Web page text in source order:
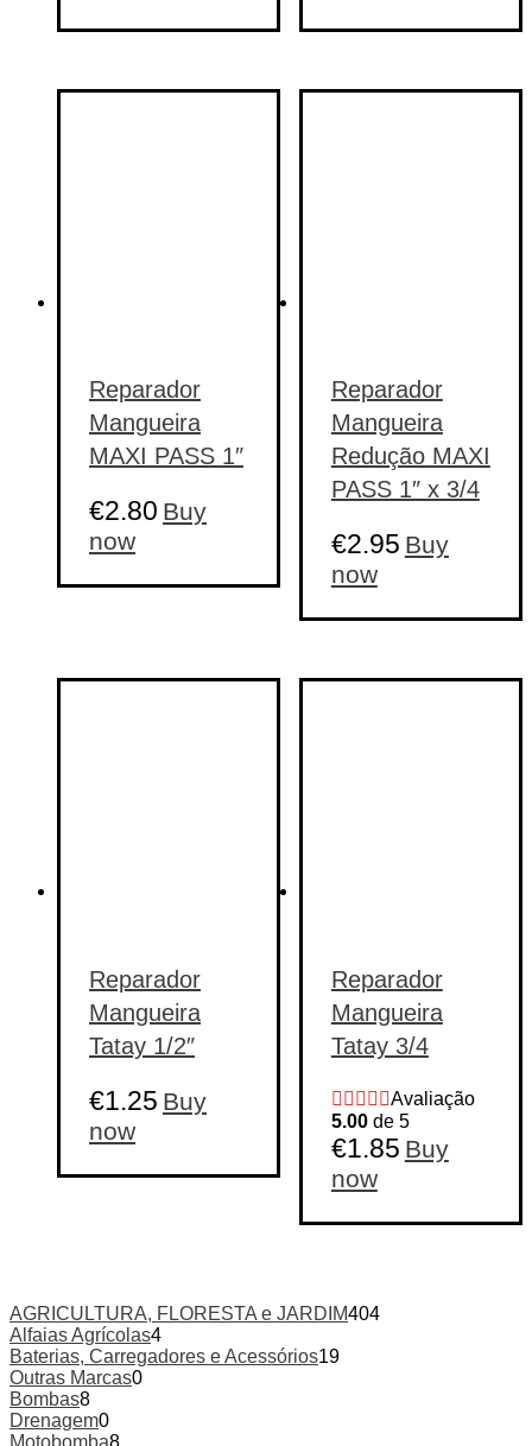
Reparador
Mangueira
MAXI PASS 1″
€2.80 Buy
now
Reparador
Mangueira
Redução MAXI
PASS 1″ x 3/4
€2.95 Buy
now
Reparador
Mangueira
Tatay 1/2″
€1.25 Buy
now
Reparador
Mangueira
Tatay 3/4
Avaliação
5.00de 5
€1.85 Buy
now
AGRICULTURA, FLORESTA e JARDIM404
Alfaias Agrícolas4
Baterias, Carregadores e Acessórios19
Outras Marcas0
Bombas8
Drenagem0